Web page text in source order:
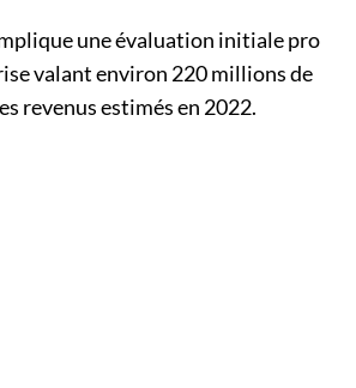
une évaluation initiale pro
valant environ 220 millions de
revenus estimés en 2022.